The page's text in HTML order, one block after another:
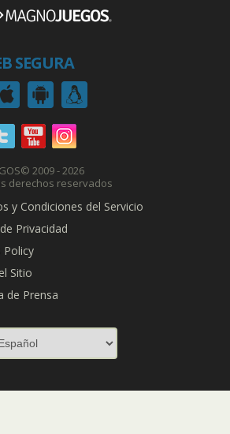
SEGURA
© 2009 - 2026
derechos reservados
y Condiciones del Servicio
Privacidad
Policy
Sitio
de Prensa